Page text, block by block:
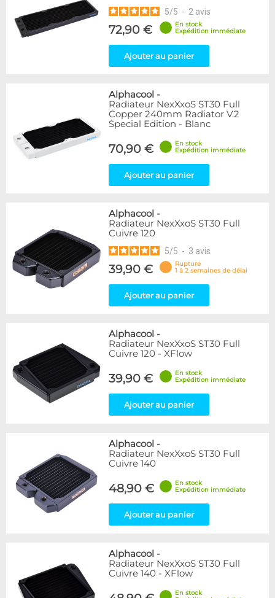
5/5 - 2 avis
72,90 €
En stock
Expédition immédiate
Ajouter au panier
Alphacool -
Radiateur NexXxoS ST30 Full
Copper 240mm Radiator V.2
Special Edition - Blanc
70,90 €
En stock
Expédition immédiate
Ajouter au panier
Alphacool -
Radiateur NexXxoS ST30 Full
Cuivre 120
5/5 - 3 avis
39,90 €
Rupture
1 à 2 semaines de délai
Ajouter au panier
Alphacool -
Radiateur NexXxoS ST30 Full
Cuivre 120 - XFlow
39,90 €
En stock
Expédition immédiate
Ajouter au panier
Alphacool -
Radiateur NexXxoS ST30 Full
Cuivre 140
48,90 €
En stock
Expédition immédiate
Ajouter au panier
Alphacool -
Radiateur NexXxoS ST30 Full
Cuivre 140 - XFlow
En stock